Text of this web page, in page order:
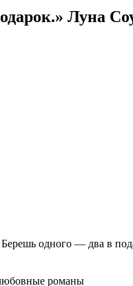
Луна
Берешь одного — два в
романы